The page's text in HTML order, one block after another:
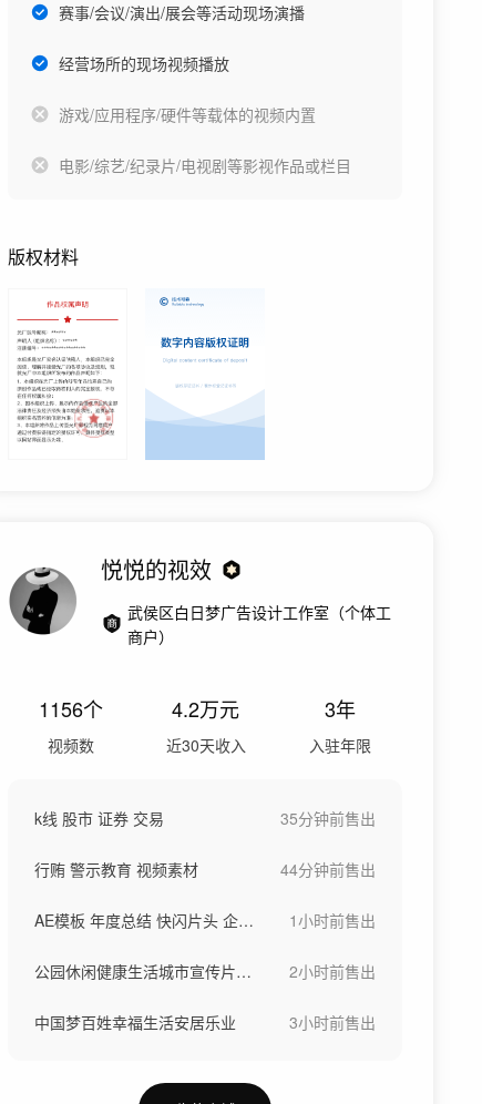
赛事/会议/演出/展会等活动现场演播
经营场所的现场视频播放
游戏/应用程序/硬件等载体的视频内置
电影/综艺/纪录片/电视剧等影视作品或栏目
版权材料
悦悦的视效
武侯区白日梦广告设计工作室（个体工
商户）
1156个
视频数
4.2万元
近30天收入
3年
入驻年限
k线 股市 证券 交易 35分钟前售出
行贿 警示教育 视频素材 44分钟前售出
AE模板 年度总结 快闪片头 企业宣传片 1小时前售出
公园休闲健康生活城市宣传片打太极跑步运动 2小时前售出
中国梦百姓幸福生活安居乐业 3小时前售出